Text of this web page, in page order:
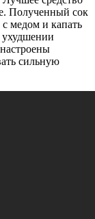
Полученный сок
медом и капать
ухудшении
сильную